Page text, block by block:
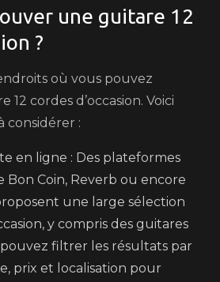
une guitare 12
?
où vous pouvez
cordes d’occasion. Voici
considérer :
en ligne : Des plateformes
Bon Coin, Reverb ou encore
une large sélection
y compris des guitares
pouvez filtrer les résultats par
prix et localisation pour